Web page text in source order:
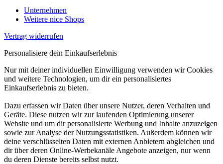
Unternehmen
Weitere nice Shops
Vertrag widerrufen
Personalisiere dein Einkaufserlebnis
Nur mit deiner individuellen Einwilligung verwenden wir Cookies
und weitere Technologien, um dir ein personalisiertes
Einkaufserlebnis zu bieten.
Dazu erfassen wir Daten über unsere Nutzer, deren Verhalten und
Geräte. Diese nutzen wir zur laufenden Optimierung unserer
Website und um dir personalisierte Werbung und Inhalte anzuzeigen
sowie zur Analyse der Nutzungsstatistiken. Außerdem können wir
deine verschlüsselten Daten mit externen Anbietern abgleichen und
dir über deren Online-Werbekanäle Angebote anzeigen, nur wenn
du deren Dienste bereits selbst nutzt.